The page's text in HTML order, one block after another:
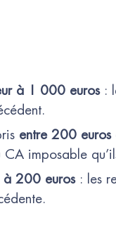
à 1 000 euros:
entre 200
imposable
à 200 euros: les